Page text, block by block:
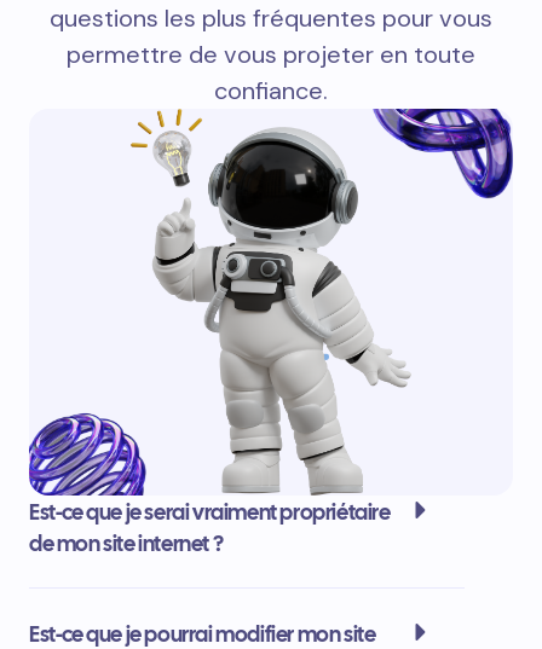
questions les plus fréquentes pour vous
permettre de vous projeter en toute
confiance.
Est-ce que je serai vraiment propriétaire
de mon site internet ?
Est-ce que je pourrai modifier mon site